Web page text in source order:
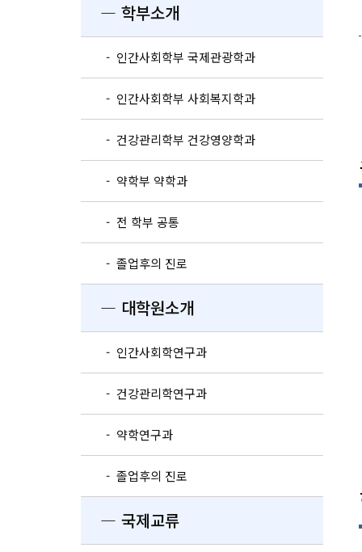
― 학부소개
- 인간사회학부 국제관광학과
- 인간사회학부 사회복지학과
- 건강관리학부 건강영양학과
- 약학부 약학과
- 전 학부 공통
- 졸업후의 진로
― 대학원소개
- 인간사회학연구과
- 건강관리학연구과
- 약학연구과
- 졸업후의 진로
― 국제교류